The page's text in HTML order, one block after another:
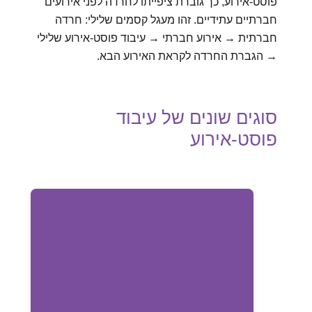
חברתיים עתידיים. זהו מעגל קסמים שלילי: חרדה
חברתית → אירוע חברתי → עיבוד פוסט-אירוע שלילי
→ הגברת החרדה לקראת האירוע הבא.
סוגים שונים של עיבוד
פוסט-אירוע